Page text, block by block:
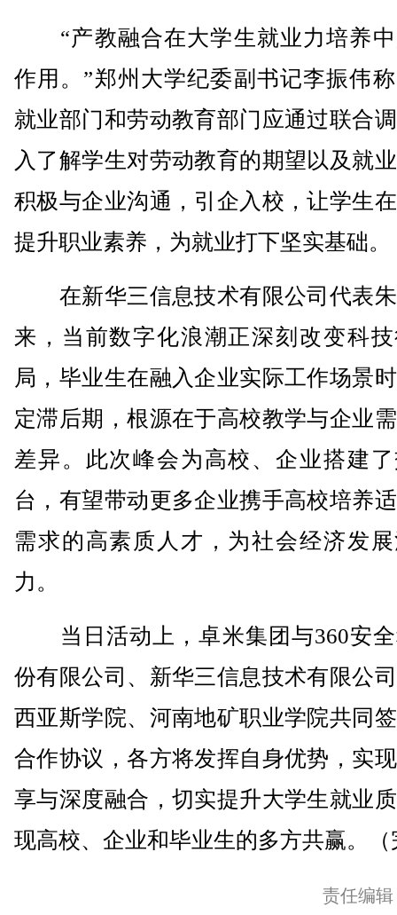
“产教融合在大学生就业力培养中
作用。”郑州大学纪委副书记李振伟
就业部门和劳动教育部门应通过联合
入了解学生对劳动教育的期望以及就
积极与企业沟通，引企入校，让学生
提升职业素养，为就业打下坚实基础。
在新华三信息技术有限公司代表
来，当前数字化浪潮正深刻改变科
局，毕业生在融入企业实际工作场景
定滞后期，根源在于高校教学与企业
差异。此次峰会为高校、企业搭建
台，有望带动更多企业携手高校培养
需求的高素质人才，为社会经济发
力。
当日活动上，卓米集团与360安全
份有限公司、新华三信息技术有限公
西亚斯学院、河南地矿职业学院共同
合作协议，各方将发挥自身优势，实
享与深度融合，切实提升大学生就业
现高校、企业和毕业生的多方共赢。（
责任编